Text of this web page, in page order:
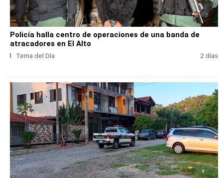
Policía halla centro de operaciones de una banda de
atracadores en El Alto
Tema del Día 2 días